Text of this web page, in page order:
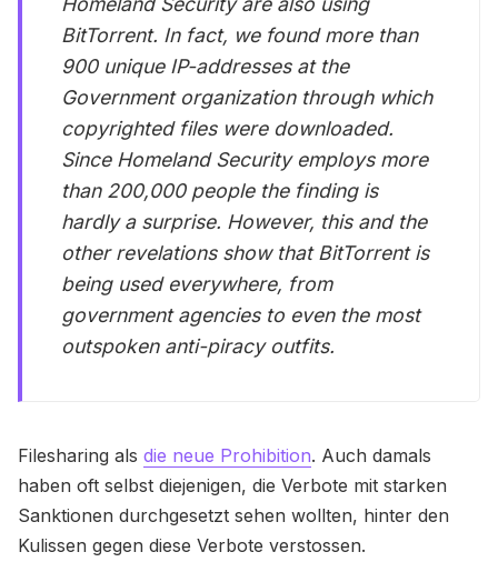
BitTorrent. In fact, we found more than
900 unique IP-addresses at the
Government organization through which
copyrighted files were downloaded.
Since Homeland Security employs more
than 200,000 people the finding is
hardly a surprise. However, this and the
other revelations show that BitTorrent is
being used everywhere, from
government agencies to even the most
outspoken anti-piracy outfits.
Filesharing als die neue Prohibition. Auch damals
haben oft selbst diejenigen, die Verbote mit starken
Sanktionen durchgesetzt sehen wollten, hinter den
Kulissen gegen diese Verbote verstossen.